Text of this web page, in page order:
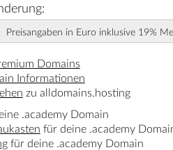
Preisangaben in Euro inklusive 19%
Domains
Informationen
zu alldomains.hosting
.academy Domain
für deine .academy
für deine .academy Domain